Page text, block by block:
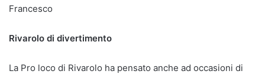
Francesco
Rivarolo di divertimento
La Pro loco di Rivarolo ha pensato anche ad occasioni di